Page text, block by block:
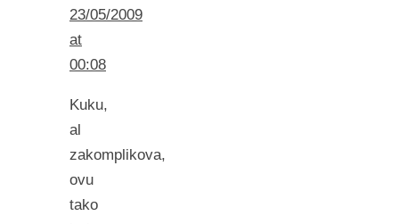
23/05/2009
at
00:08
Kuku,
al
zakomplikova,
ovu
tako